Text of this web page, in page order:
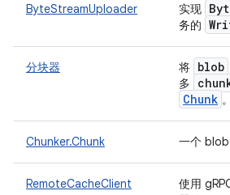
ByteStreamUploader 实现
务的
分块器 将 blob
多
Chunk 。
Chunker.Chunk 一个 blob
RemoteCacheClient
使用